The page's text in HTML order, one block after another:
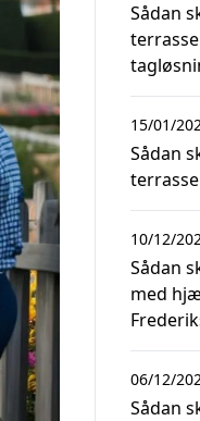
Sådan
Sådan
15/01/
Sådan
med
10/12/
Sådan
06/12/